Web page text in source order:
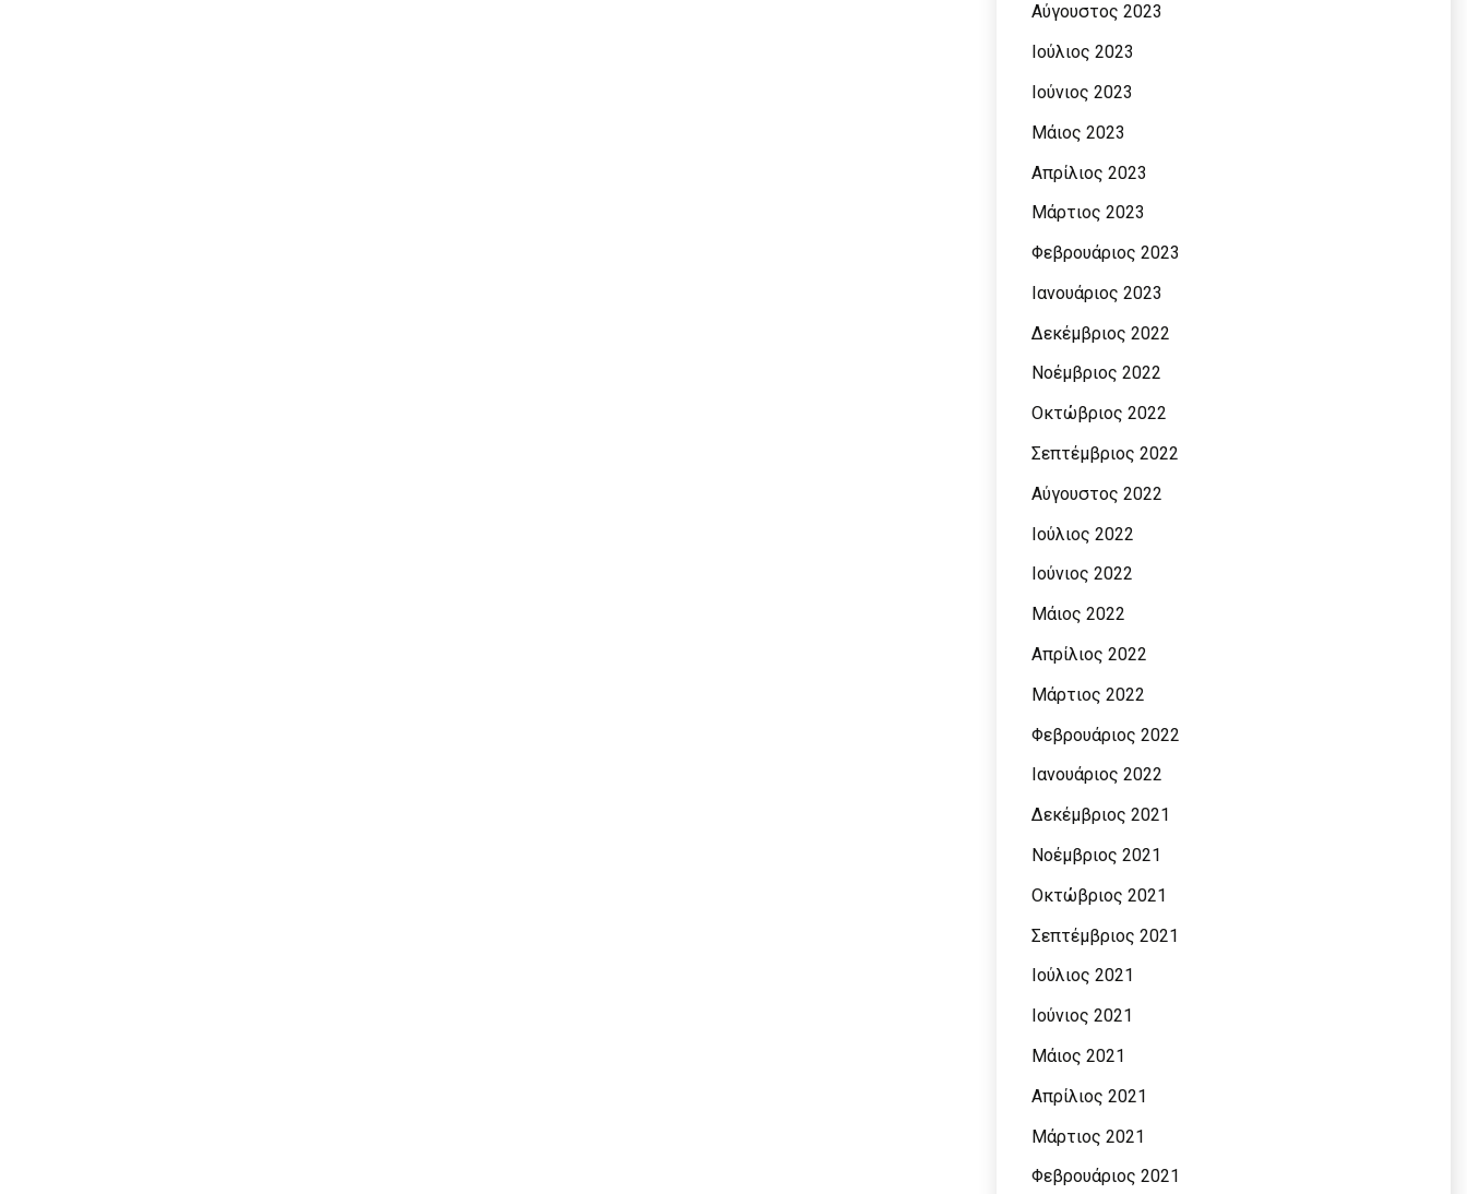
Αύγουστος 2023
Ιούλιος 2023
Ιούνιος 2023
Μάιος 2023
Απρίλιος 2023
Μάρτιος 2023
Φεβρουάριος 2023
Ιανουάριος 2023
Δεκέμβριος 2022
Νοέμβριος 2022
Οκτώβριος 2022
Σεπτέμβριος 2022
Αύγουστος 2022
Ιούλιος 2022
Ιούνιος 2022
Μάιος 2022
Απρίλιος 2022
Μάρτιος 2022
Φεβρουάριος 2022
Ιανουάριος 2022
Δεκέμβριος 2021
Νοέμβριος 2021
Οκτώβριος 2021
Σεπτέμβριος 2021
Ιούλιος 2021
Ιούνιος 2021
Μάιος 2021
Απρίλιος 2021
Μάρτιος 2021
Φεβρουάριος 2021